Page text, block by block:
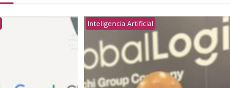
Inteligencia Artificial